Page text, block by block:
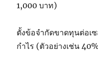
1,000 บาท)
ตั้งข้อจำกัดขาดทุนต่อเ
กำไร (ตัวอย่างเช่น